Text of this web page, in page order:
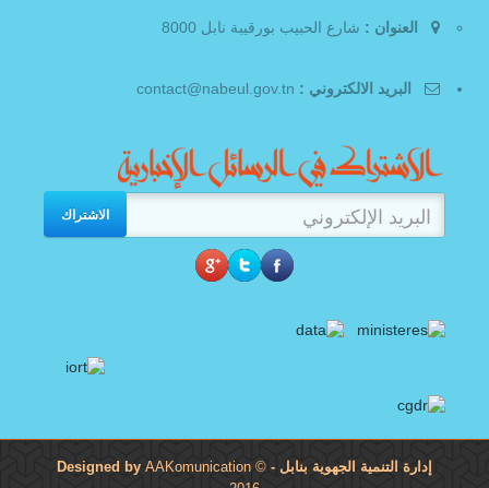
العنوان : شارع الحبيب بورقيبة نابل 8000
البريد الالكتروني :
الاشتراك
إدارة التنمية الجهوية بنابل - Designed by
AAKomunication ©